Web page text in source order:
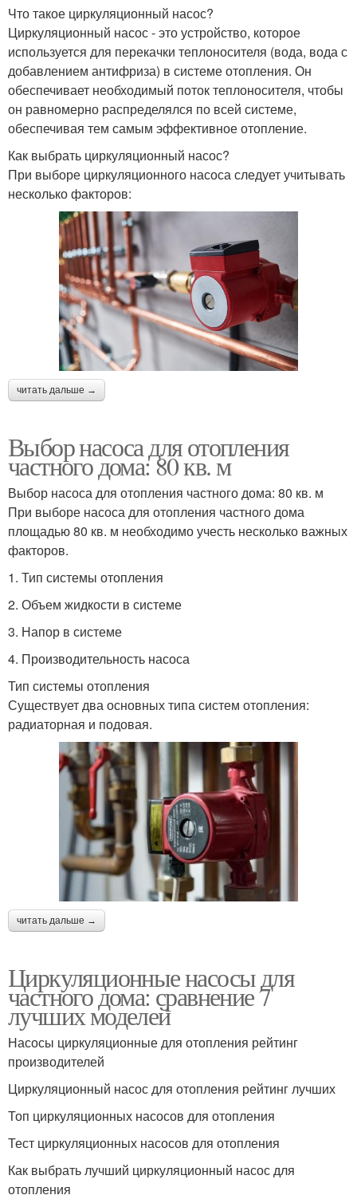
Что такое циркуляционный насос?
Циркуляционный насос - это устройство, которое
используется для перекачки теплоносителя (вода, вода с
добавлением антифриза) в системе отопления. Он
обеспечивает необходимый поток теплоносителя, чтобы
он равномерно распределялся по всей системе,
обеспечивая тем самым эффективное отопление.
Как выбрать циркуляционный насос?
При выборе циркуляционного насоса следует учитывать
несколько факторов:
читать дальше →
Выбор насоса для отопления
частного дома: 80 кв. м
Выбор насоса для отопления частного дома: 80 кв. м
При выборе насоса для отопления частного дома
площадью 80 кв. м необходимо учесть несколько важных
факторов.
1. Тип системы отопления
2. Объем жидкости в системе
3. Напор в системе
4. Производительность насоса
Тип системы отопления
Существует два основных типа систем отопления:
радиаторная и подовая.
читать дальше →
Циркуляционные насосы для
частного дома: сравнение 7
лучших моделей
Насосы циркуляционные для отопления рейтинг
производителей
Циркуляционный насос для отопления рейтинг лучших
Топ циркуляционных насосов для отопления
Тест циркуляционных насосов для отопления
Как выбрать лучший циркуляционный насос для
отопления